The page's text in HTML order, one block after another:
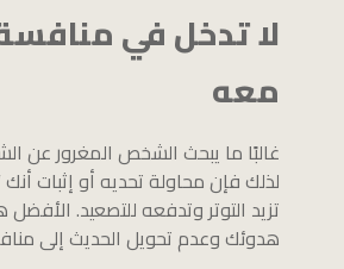
لا تدخل في
معه
غالبًا ما يبحث الشخص المغرور عن
لذلك فإن محاولة تحديه أو إثبات
تزيد التوتر وتدفعه للتصعيد.
هدوئك وعدم تحويل الحديث إلى